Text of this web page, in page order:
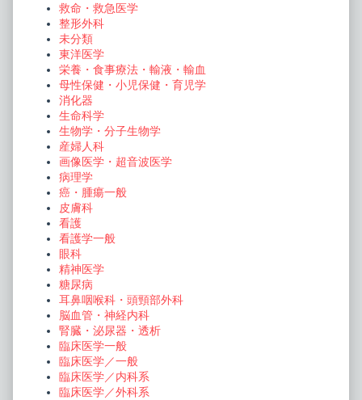
救命・救急医学
整形外科
未分類
東洋医学
栄養・食事療法・輸液・輸血
母性保健・小児保健・育児学
消化器
生命科学
生物学・分子生物学
産婦人科
画像医学・超音波医学
病理学
癌・腫瘍一般
皮膚科
看護
看護学一般
眼科
精神医学
糖尿病
耳鼻咽喉科・頭頸部外科
脳血管・神経内科
腎臓・泌尿器・透析
臨床医学一般
臨床医学／一般
臨床医学／内科系
臨床医学／外科系